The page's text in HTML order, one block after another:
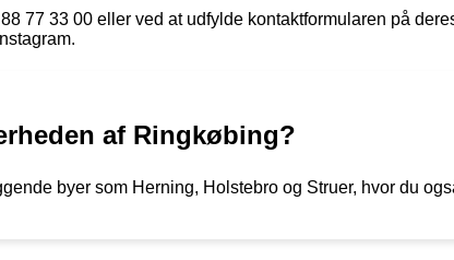
77 33 00 eller ved at udfylde kontaktformularen på
af Ringkøbing?
byer som Herning, Holstebro og Struer, hvor du